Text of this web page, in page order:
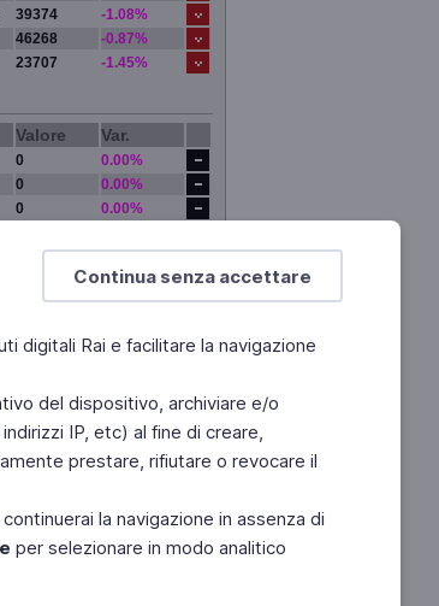
Continua senza accettare
digitali Rai e facilitare la navigazione
del dispositivo, archiviare e/o
IP, etc) al fine di creare,
prestare, rifiutare o revocare il
la navigazione in assenza di
per selezionare in modo analitico
39374
-1.08%
46268
-0.87%
23707 -1.45%
Valore Var.
0
0.00%
0
0.00%
0
0.00%